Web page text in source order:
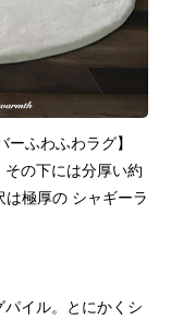
ーふわふわラグ】
の下には分厚い約
は極厚の シャギーラ
イル。とにかくシ